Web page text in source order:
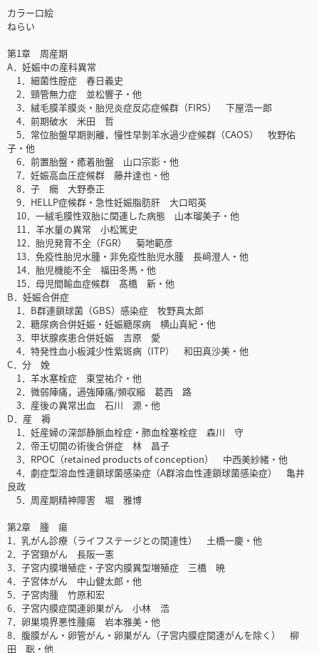
カラー口絵
ねらい
第1章 周産期
A．妊娠中の産科異常
1．細菌性腟症 春日義史
2．頸管無力症 並松響子・他
3．絨毛膜羊膜炎・胎児炎症反応症候群（FIRS） 下屋浩一郎
4．前期破水 米田 哲
5．常位胎盤早期剝離，慢性早剝羊水過少症候群（CAOS） 牧野佑
子・他
6．前置胎盤・癒着胎盤 山口宗影・他
7．妊娠高血圧症候群 藤井達也・他
8．子 癇 大野泰正
9．HELLP症候群・急性妊娠脂肪肝 大口昭英
10．一絨毛膜性双胎に関連した病態 山本瑠美子・他
11．羊水量の異常 小松篤史
12．胎児発育不全（FGR） 菊地範彦
13．免疫性胎児水腫・非免疫性胎児水腫 長﨑澄人・他
14．胎児機能不全 福田冬馬・他
15．母児間輸血症候群 髙橋 新・他
B．妊娠合併症
1．B群連鎖球菌（GBS）感染症 牧野真太郎
2．糖尿病合併妊娠・妊娠糖尿病 横山真紀・他
3．甲状腺疾患合併妊娠 吉原 愛
4．特発性血小板減少性紫斑病（ITP） 和田真沙美・他
C．分 娩
1．羊水塞栓症 東堂祐介・他
2．微弱陣痛，過強陣痛/頻収縮 葛西 路
3．産後の異常出血 石川 源・他
D．産 褥
1．妊産婦の深部静脈血栓症・肺血栓塞栓症 森川 守
2．帝王切開の術後合併症 林 昌子
3．RPOC（retained products of conception） 中西美紗緒・他
4．劇症型溶血性連鎖球菌感染症（A群溶血性連鎖球菌感染症） 亀井
良政
5．周産期精神障害 堀 雅博
第2章 腫 瘍
1．乳がん診療（ライフステージとの関連性） 土橋一慶・他
2．子宮頸がん 長阪一憲
3．子宮内膜増殖症・子宮内膜異型増殖症 三橋 暁
4．子宮体がん 中山健太郎・他
5．子宮肉腫 竹原和宏
6．子宮内膜症関連卵巣がん 小林 浩
7．卵巣境界悪性腫瘍 岩本雅美・他
8．腹膜がん・卵管がん・卵巣がん（子宮内膜症関連がんを除く） 柳
田 聡・他